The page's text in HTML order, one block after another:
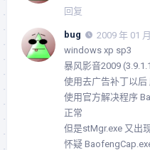
回复
bug
2009 年 01
windows xp sp3
暴风影音2009
使用去广告补丁以
使用官方解决程序
正常
但是stMgr.exe 又出
怀疑